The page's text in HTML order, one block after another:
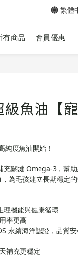
繁體
有商品 會員優惠
魚油【
純度魚油開始！
充關鍵 Omega-3，幫
為毛孩建立長期穩定
理機能與健康循環
率更高
永續海洋認證，品質
補充更穩定